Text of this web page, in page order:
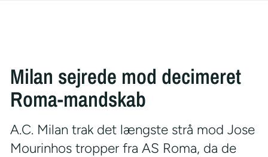
Milan sejrede mod decimeret
Roma-mandskab
A.C. Milan trak det længste strå mod Jose
Mourinhos tropper fra AS Roma, da de